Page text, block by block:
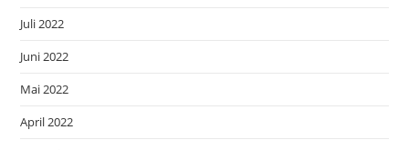
Juli 2022
Juni 2022
Mai 2022
April 2022